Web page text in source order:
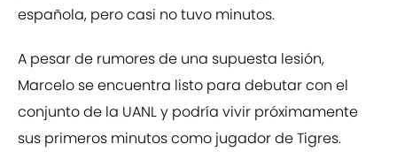
española, pero casi no tuvo minutos.
A pesar de rumores de una supuesta lesión,
Marcelo se encuentra listo para debutar con el
conjunto de la UANL y podría vivir próximamente
sus primeros minutos como jugador de Tigres.